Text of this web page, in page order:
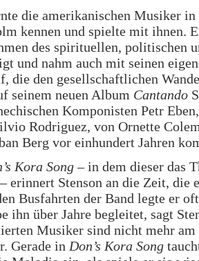
die amerikanischen Musiker
kennen und spielte mit ihnen.
des spirituellen, politischen
und nahm auch mit seinen
die den gesellschaftlichen
seinem neuen Album Cantando
Komponisten Petr
Rodriguez, von Ornette
Berg vor einhundert Jahren
Kora Song– in dem dieser das
erinnert Stenson an die Zeit, die
Busfahrten der Band legte er
ihn über Jahre begleitet, sagt
Musiker sind nicht mehr am
Gerade in Don’s Kora Song